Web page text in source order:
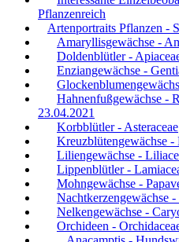
Pflanzenreich
Artenportraits Pflanzen -
Amaryllisgewächse -
Doldenblütler -
Enziangewächse -
Hahnenfußgewächse -
23.04.2021
Korbblütler - Asteraceae
Kreuzblütengewächse -
Liliengewächse -
Lippenblütler -
Mohngewächse -
Nachtkerzengewächse -
Nelkengewächse -
Orchideen -